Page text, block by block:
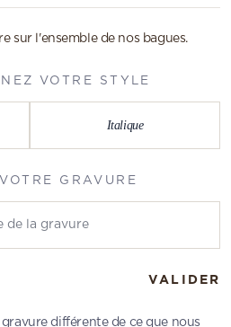
sur l'ensemble de nos bagues.
VOTRE STYLE
Italique
GRAVURE
VALIDER
différente de ce que nous